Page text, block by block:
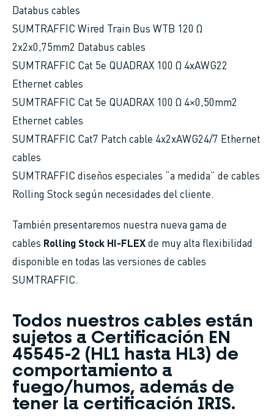
Databus cables
SUMTRAFFIC Wired Train Bus WTB 120 Ω
2x2x0,75mm2 Databus cables
SUMTRAFFIC Cat 5e QUADRAX 100 Ω 4xAWG22
Ethernet cables
SUMTRAFFIC Cat 5e QUADRAX 100 Ω 4×0,50mm2
Ethernet cables
SUMTRAFFIC Cat7 Patch cable 4x2xAWG24/7 Ethernet
cables
SUMTRAFFIC diseños especiales “a medida” de cables
Rolling Stock según necesidades del cliente.
También presentaremos nuestra nueva gama de
cables Rolling Stock HI-FLEXde muy alta flexibilidad
disponible en todas las versiones de cables
SUMTRAFFIC.
Todos nuestros cables están
sujetos a Certificación EN
45545-2 (HL1 hasta HL3) de
comportamiento a
fuego/humos, además de
tener la certificación IRIS.